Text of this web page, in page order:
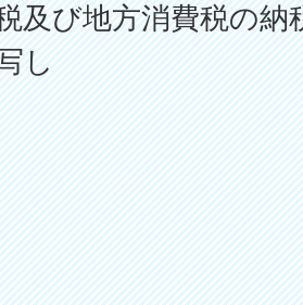
及び地方消費税の納
し